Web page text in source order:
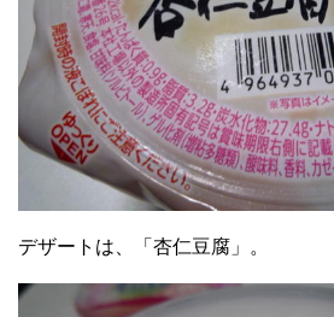
デザートは、「杏仁豆腐」。